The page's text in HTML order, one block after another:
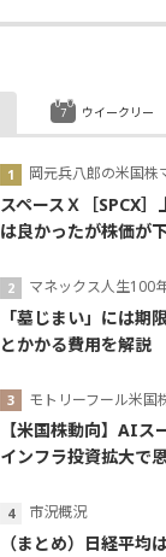
岡元兵八郎の米国株
スペースＸ［SPCX
は良かったが株価が
マネックス人生100
「墓じまい」には期
とかかる費用を解説
モトリーフール米国
【米国株動向】AI
インフラ投資拡大で
市況概況
（まとめ）日経平均
ウイークリー